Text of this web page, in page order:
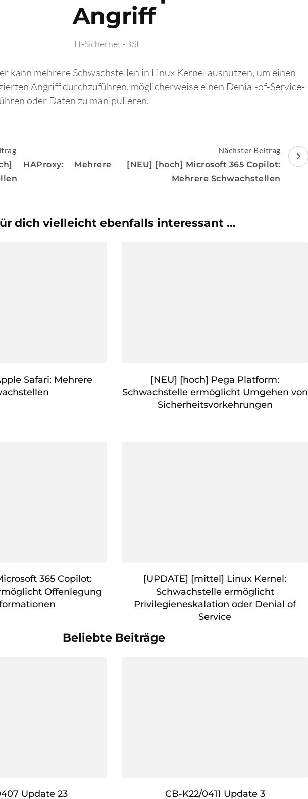
Angriff
IT-Sicherheit-BSI
kann mehrere Schwachstellen in Linux Kernel ausnutzen, um einen
Angriff durchzuführen, möglicherweise einen Denial-of-Service-
oder Daten zu manipulieren.
HAProxy: Mehrere
Nächster Beitrag
[NEU] [hoch] Microsoft 365 Copilot:
Mehrere Schwachstellen
dich vielleicht ebenfalls interessant …
Safari: Mehrere
[NEU] [hoch] Pega Platform:
Schwachstelle ermöglicht Umgehen von
Sicherheitsvorkehrungen
365 Copilot:
Offenlegung
[UPDATE] [mittel] Linux Kernel:
Schwachstelle ermöglicht
Privilegieneskalation oder Denial of
Service
Beliebte Beiträge
Update 23 CB-K22/0411 Update 3